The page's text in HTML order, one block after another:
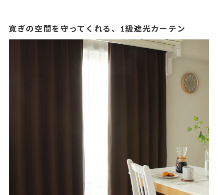
寛ぎの空間を守ってくれる、1級遮光カーテン